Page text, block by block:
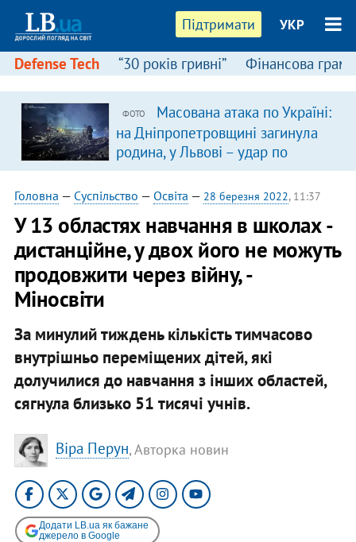
Підтримати УКР
Defense Tech “30 років гривні” Фінансова
ФОТО
Масована атака по Україні:
на Дніпропетровщині загинула
родина, у Львові – удар по
багатоповерхівках
(доповнюється)
Головна — Суспільство — Освіта — 28 березня 2022, 11:37
У 13 областях навчання в школах -
дистанційне, у двох його не можуть
продовжити через війну, -
Міносвіти
За минулий тиждень кількість тимчасово
внутрішньо переміщених дітей, які
долучилися до навчання з інших областей,
сягнула близько 51 тисячі учнів.
Віра Перун, Авторка новин
Додати LB.ua як бажане
джерело в Google